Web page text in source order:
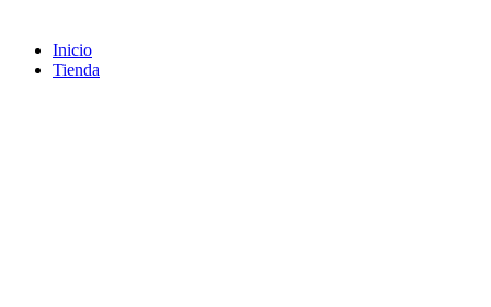
Inicio
Tienda